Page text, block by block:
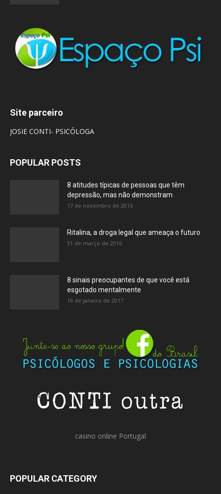
Site parceiro
JOSIE CONTI- PSICÓLOGA
POPULAR POSTS
8 atitudes típicas de pessoas que têm
depressão, mas não demonstram
17 de novembro de 2015
Ritalina, a droga legal que ameaça o futuro
31 de março de 2016
8 sinais preocupantes de que você está
esgotado mentalmente
19 de janeiro de 2017
casino online Portugal
POPULAR CATEGORY